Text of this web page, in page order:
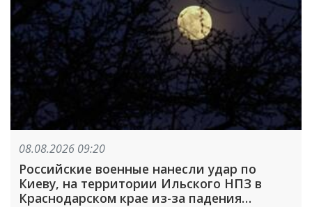
08.08.2026 09:20
Российские военные нанесли удар по
Киеву, на территории Ильского НПЗ в
Краснодарском крае из-за падения